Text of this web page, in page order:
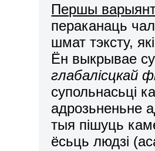
Першы
пераканаць
шмат тэксту,
Ён выкрывае
глабалісцкай
супольнасьці
адрозьненьне
тыя пішуць
ёсьць людзі